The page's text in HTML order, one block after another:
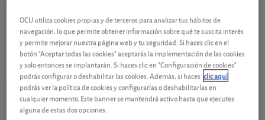
Enel
IT0003128367
07/08/2026 Milán
10,04 EUR
0,073 EUR (0,73 %)
Ver detalladamente
Contenido reservado a SOCIOS
OCU utiliza cookies propias y de terceros para analizar tus hábitos de
navegación, lo que permite obtener información sobre qué te suscita interés
y permite mejorar nuestra página web y tu seguridad. Si haces clic en el
botón "Aceptar todas las cookies" aceptarás la implementación de las cookies
y solo entonces se implantarán. Si haces clic en "Configuración de cookies"
podrás configurar o deshabilitar las cookies. Además, si haces clic aquí
podrás ver la política de cookies y configurarlas o deshabilitarlas en
cualquier momento. Este banner se mantendrá activo hasta que ejecutes
alguna de estas dos opciones.